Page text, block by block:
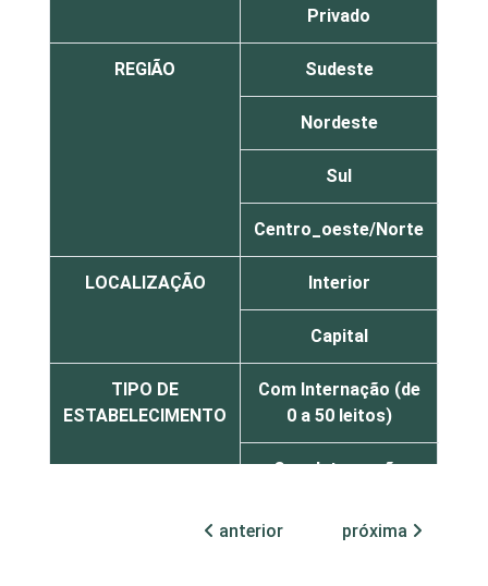
Privado
REGIÃO Sudeste
Nordeste
Sul
Centro_oeste/Norte
LOCALIZAÇÃO Interior
Capital
TIPO DE
ESTABELECIMENTO
Com Internação (de
0 a 50 leitos)
Com Internação
anterior próxima